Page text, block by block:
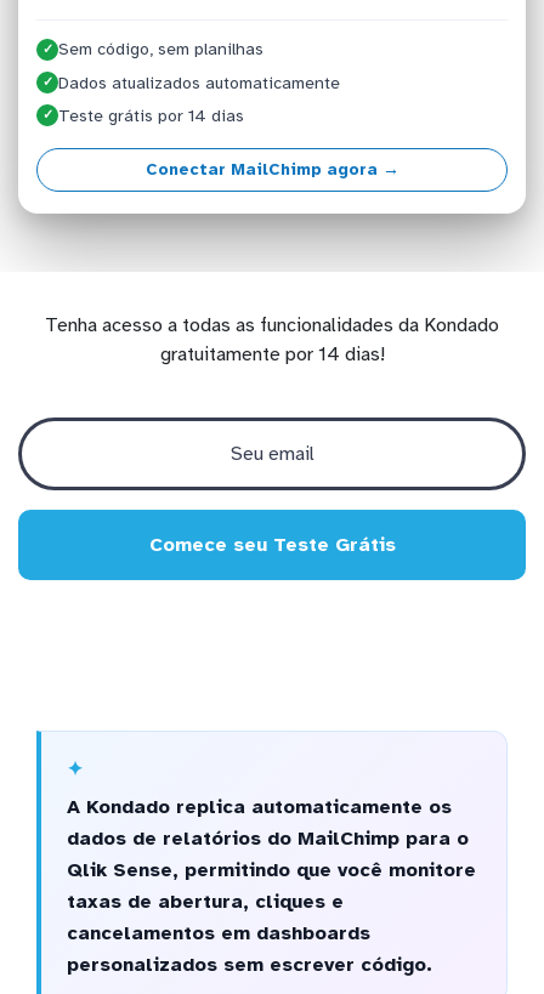
✓ Sem código, sem planilhas
✓ Dados atualizados automaticamente
✓ Teste grátis por 14 dias
Conectar MailChimp agora →
Tenha acesso a todas as funcionalidades da Kondado
gratuitamente por 14 dias!
Comece seu Teste Grátis
A Kondado replica automaticamente os
dados de relatórios do MailChimp para o
Qlik Sense, permitindo que você monitore
taxas de abertura, cliques e
cancelamentos em dashboards
personalizados sem escrever código.